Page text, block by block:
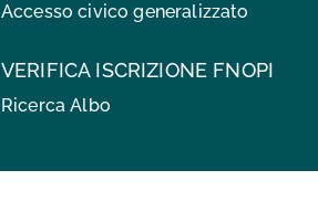
Accesso civico generalizzato
VERIFICA ISCRIZIONE FNOPI
Ricerca Albo